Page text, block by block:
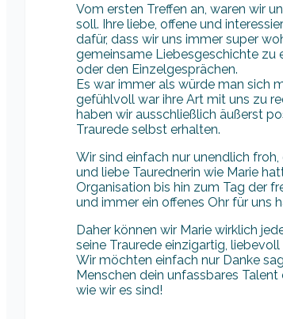
Vom ersten Treffen an, waren wir
soll. Ihre liebe, offene und
dafür, dass wir uns immer super
gemeinsame Liebesgeschichte zu
oder den Einzelgesprächen.
Es war immer als würde man sich
gefühlvoll war ihre Art mit uns zu
haben wir ausschließlich äußerst
Traurede selbst erhalten.
Wir sind einfach nur unendlich
und liebe Taurednerin wie Marie
Organisation bis hin zum Tag der
und immer ein offenes Ohr für uns
Daher können wir Marie wirklich
seine Traurede einzigartig,
Wir möchten einfach nur Danke
Menschen dein unfassbares
wie wir es sind!